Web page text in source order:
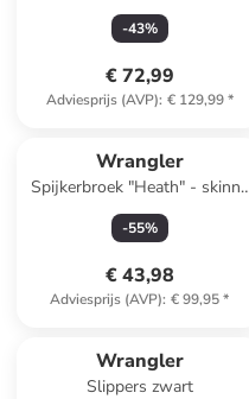
-43%
€ 72,99
Adviesprijs (AVP): € 129,99*
Wrangler
Spijkerbroek "Heath" - skinny
fit - blauw
-55%
€ 43,98
Adviesprijs (AVP): € 99,95*
Wrangler
Slippers zwart